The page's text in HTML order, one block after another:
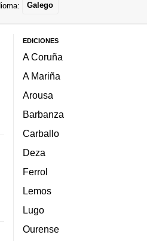
Galego
EDICIONES
A Coruña
A Mariña
Arousa
Barbanza
Carballo
Deza
Ferrol
Lemos
Lugo
Ourense